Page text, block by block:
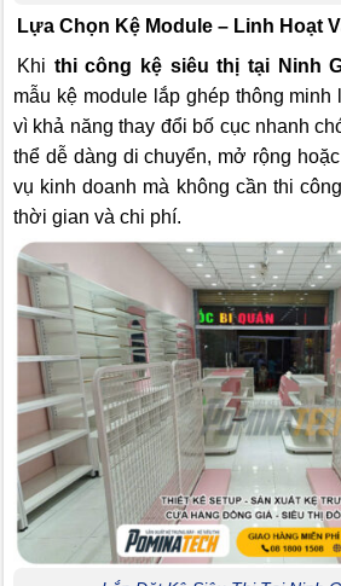
Lựa Chọn Kệ Module – Linh Hoạt
Khi thi công kệ siêu thị tại Ninh
mẫu kệ module lắp ghép thông
vì khả năng thay đổi bố cục nhanh
thể dễ dàng di chuyển, mở rộng
vụ kinh doanh mà không cần thi
thời gian và chi phí.